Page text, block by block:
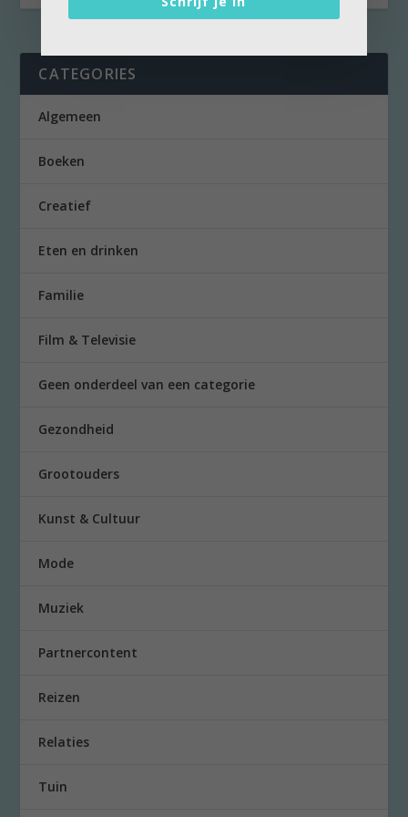
CATEGORIES
Algemeen
Boeken
Creatief
Eten en drinken
Familie
Film & Televisie
Geen onderdeel van een categorie
Gezondheid
Grootouders
Kunst & Cultuur
Mode
Muziek
Partnercontent
Reizen
Relaties
Tuin